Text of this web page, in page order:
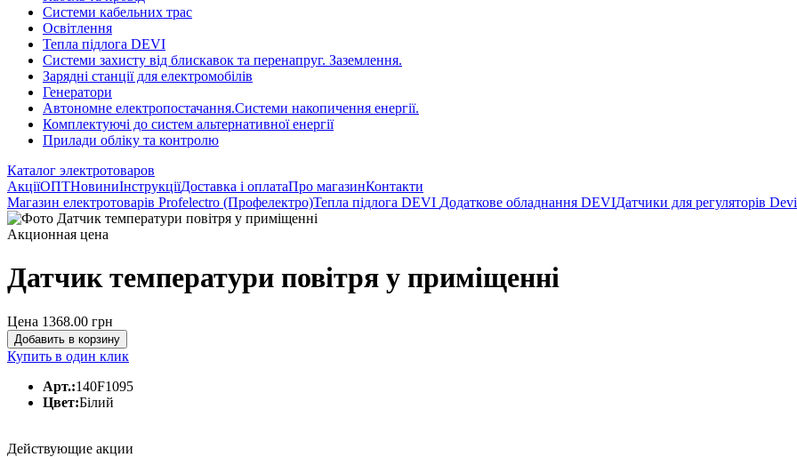
Системи кабельних трас
Освітлення
Тепла підлога DEVI
Системи захисту від блискавок та перенапруг. Заземлення.
Зарядні станції для електромобілів
Генератори
Автономне електропостачання.Системи накопичення енергії.
Комплектуючі до систем альтернативної енергії
Прилади обліку та контролю
Каталог электротоваров
АкціїОПТНовиниІнструкціїДоставка і оплатаПро магазинКонтакти
Магазин електротоварів Profelectro (Профелектро)Тепла підлога DEVI Додаткове обладнання DEVIДатчики для регуляторів
Акционная цена
Датчик температури повітря у приміщенні
Цена 1368.00 грн
Добавить в корзину
Купить в один клик
Арт.:140F1095
Цвет:Білий
Действующие акции